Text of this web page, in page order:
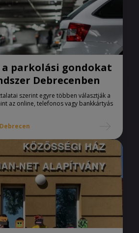
parkolási gondokat
Debrecenben
szerint egyre többen választják a
az online, telefonos vagy bankkártyás
Debrecen